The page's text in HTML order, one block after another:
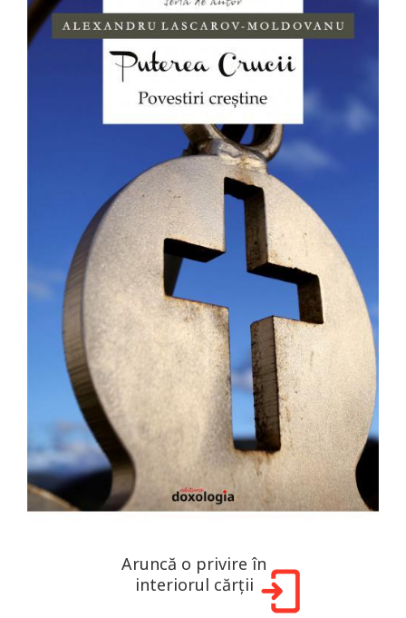
Aruncă o privire în
interiorul cărții